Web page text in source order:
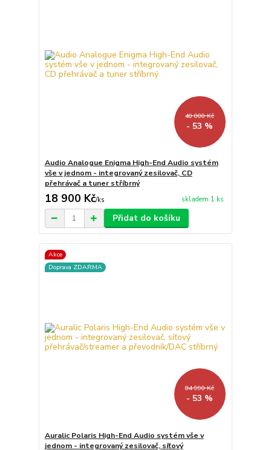
40 000 Kč
- 53 %
Audio Analogue Enigma High-End Audio systém
vše v jednom - integrovaný zesilovač, CD
přehrávač a tuner stříbrný
18 900 Kč/ks skladem 1 ks
Přidat do košíku
Akce
Doprava ZDARMA
84 990 Kč
- 53 %
Auralic Polaris High-End Audio systém vše v
jednom - integrovaný zesilovač, síťový